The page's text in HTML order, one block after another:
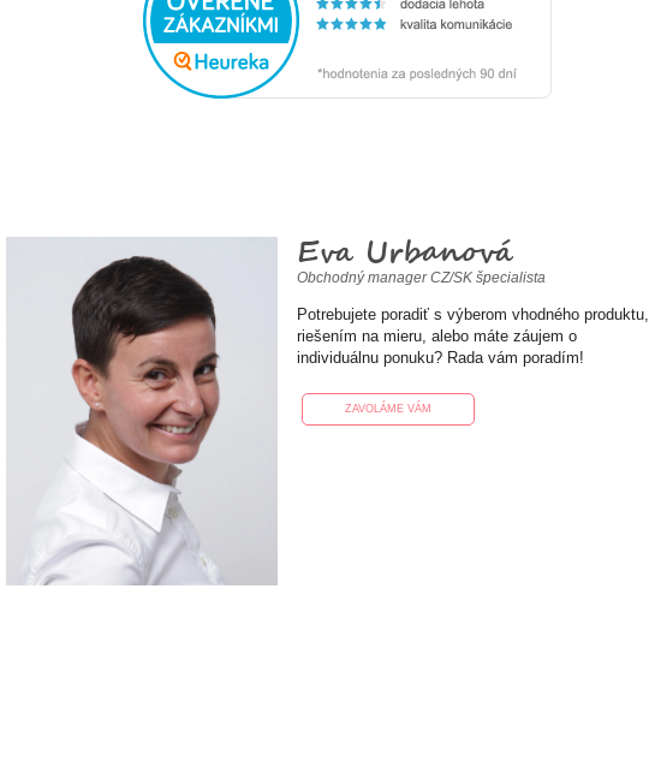
Eva Urbanová
Obchodný manager CZ/SK špecialista
Potrebujete poradiť s výberom vhodného produktu,
riešením na mieru, alebo máte záujem o
individuálnu ponuku? Rada vám poradím!
ZAVOLÁME VÁM